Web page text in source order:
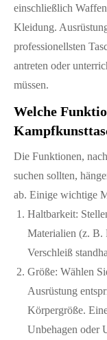
einschließlich
Kleidung.
professionellsten
antreten oder
müssen.
Welche
Die Funktionen,
suchen sollten,
ab. Einige wichtige
Haltbarkeit:
Materialien (z. B.
Verschleiß
Größe: Wählen
Ausrüstung
Körpergröße.
Unbehagen oder